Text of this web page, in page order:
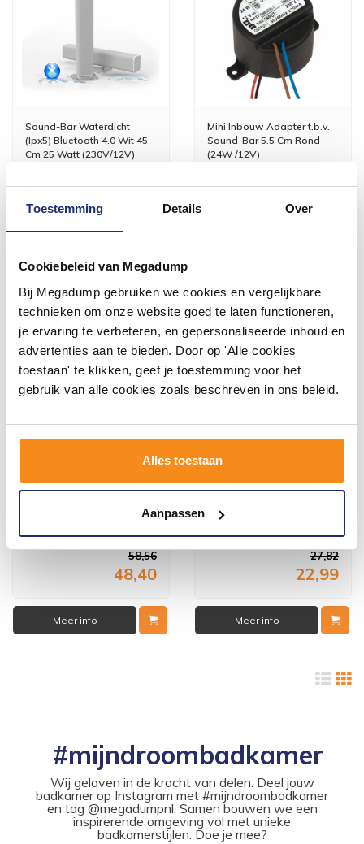
Toestemming Details Over
Cookiebeleid van Megadump
Bij Megadump gebruiken we cookies en vergelijkbare
technieken om onze website goed te laten functioneren,
je ervaring te verbeteren, en gepersonaliseerde inhoud en
advertenties aan te bieden. Door op 'Alle cookies
toestaan' te klikken, geef je toestemming voor het
gebruik van alle cookies zoals beschreven in ons beleid.
Alles toestaan
Aanpassen
Sound-Bar Waterdicht
(Ipx5) Bluetooth 4.0 Wit 45
Cm 25 Watt (230V/12V)
Meer info
Mini Inbouw Adapter t.b.v.
Sound-Bar 5.5 Cm Rond
(24W /12V)
86,52
Joy Controller Met
58,56
48,40
Meer info
Joy Controller (Zonder
27,82
22,99
Meer info
#mijndroombadkamer
Wij geloven in de kracht van delen. Deel jouw
badkamer op Instagram met #mijndroombadkamer
en tag @megadumpnl. Samen bouwen we een
inspirerende omgeving vol met unieke
badkamerstijlen. Doe je mee?